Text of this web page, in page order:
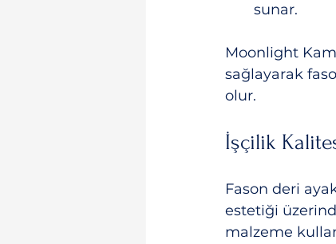
sunar.
Moonlight
sağlayarak
olur.
İşçilik
Fason deri
estetiği
malzeme